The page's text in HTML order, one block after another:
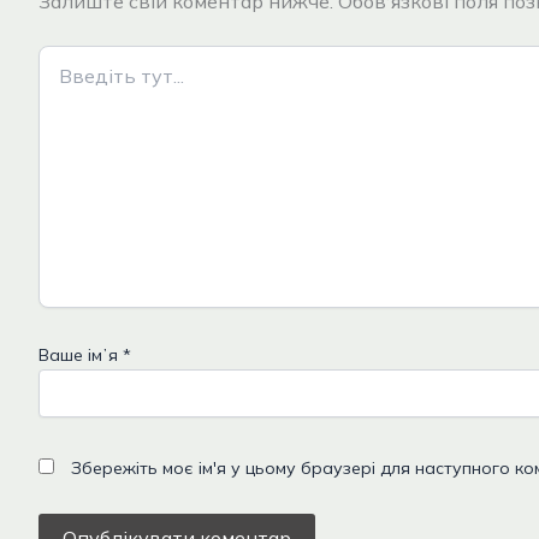
Введіть
тут...
Ваше імʼя *
Збережіть моє ім'я у цьому браузері для наступного